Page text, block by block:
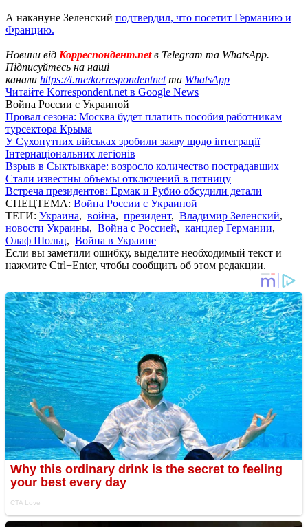
А накануне Зеленский подтвердил, что посетит Германию и
Францию.
Новини від Корреспондент.netв Telegram та WhatsApp.
Підписуйтесь на наші
канали https://t.me/korrespondentnetта WhatsApp
Читайте Korrespondent.net в Google News
Война России с Украиной
Провал сезона: Москва будет платить пособия работникам
турсектора Крыма
У Сухопутних військах зробили заяву щодо інтеграції
Інтернаціональних легіонів
Взрыв в Сыктывкаре: возросло количество пострадавших
Стали известны объемы отключений в пятницу
Встреча президентов: Ермак и Рубио обсудили детали
СПЕЦТЕМА: Война России с Украиной
ТЕГИ: Украина, война, президент, Владимир Зеленский,
новости Украины, Война с Россией, канцлер Германии,
Олаф Шольц, Война в Украине
Если вы заметили ошибку, выделите необходимый текст и
нажмите Ctrl+Enter, чтобы сообщить об этом редакции.